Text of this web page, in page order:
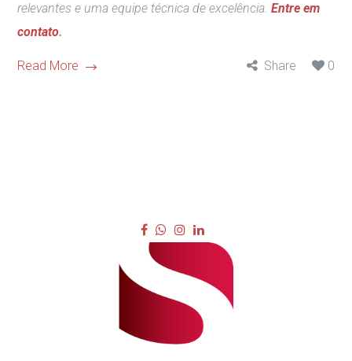
relevantes e uma equipe técnica de excelência.Entre em
contato.
Read More Share 0